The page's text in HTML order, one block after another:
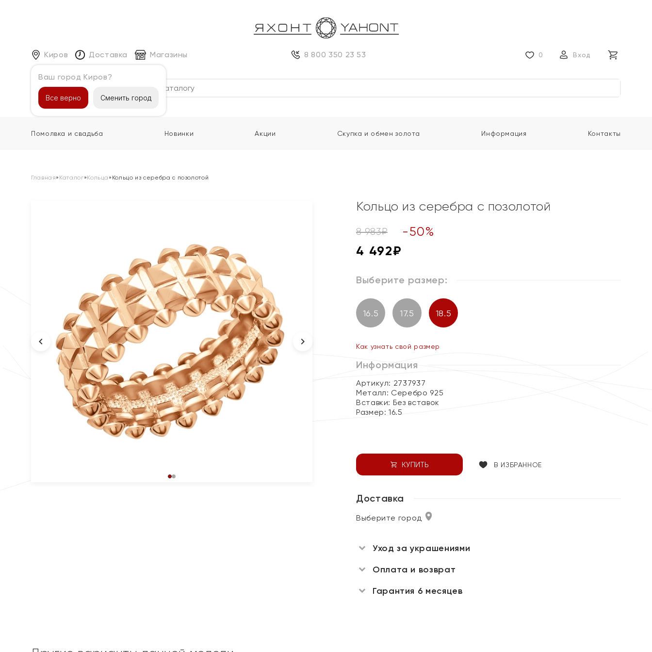
Киров
Ваш город Киров?
Все верно Сменить город
Доставка Магазины 8 800 350 23 53 0 Вход
Каталог
Помолвка и свадьба Новинки Акции Скупка и обмен золота Информация Контакты
Главная» Каталог»Кольца » Кольцо из серебра с позолотой
Кольцо из серебра с позолотой
8 983₽ -50%
4 492₽
Выберите размер:
16.5 17.5 18.5
Как узнать свой размер
Информация
Артикул: 2737937
Металл: Серебро 925
Вставки: Без вставок
Размер:16.5
КУПИТЬ В ИЗБРАННОЕ
Доставка
Выберите город
Уход за украшениями
Оплата и возврат
Гарантия 6 месяцев